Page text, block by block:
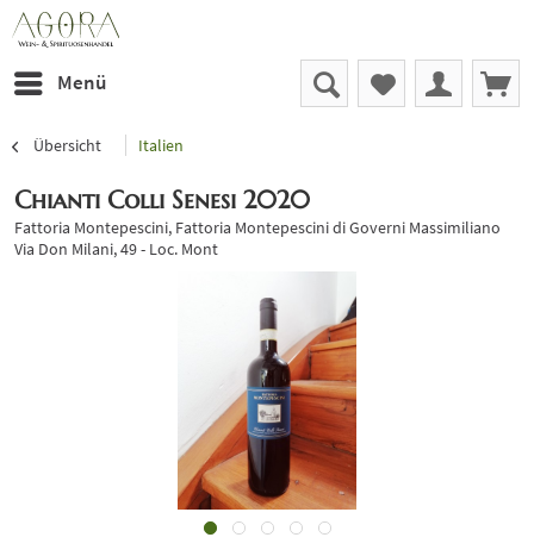
Menü
Übersicht Italien
Chianti Colli Senesi 2020
Fattoria Montepescini, Fattoria Montepescini di Governi Massimiliano
Via Don Milani, 49 - Loc. Mont